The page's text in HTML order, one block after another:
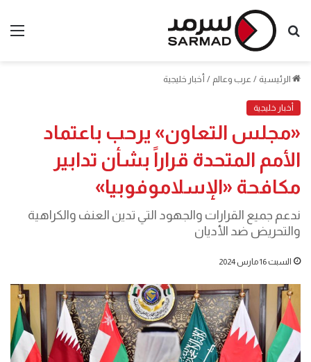
بحث
الرئيسية / عرب وعالم / أخبار خليجية
أخبار خليجية
«مجلس التعاون» يرحب باعتماد
الأمم المتحدة قراراً بشأن تدابير
مكافحة «الإسلاموفوبيا»
ندعم جميع القرارات والجهود التي تدين العنف والكراهية
والتحريض ضد الأديان
السبت 16 مارس 2024